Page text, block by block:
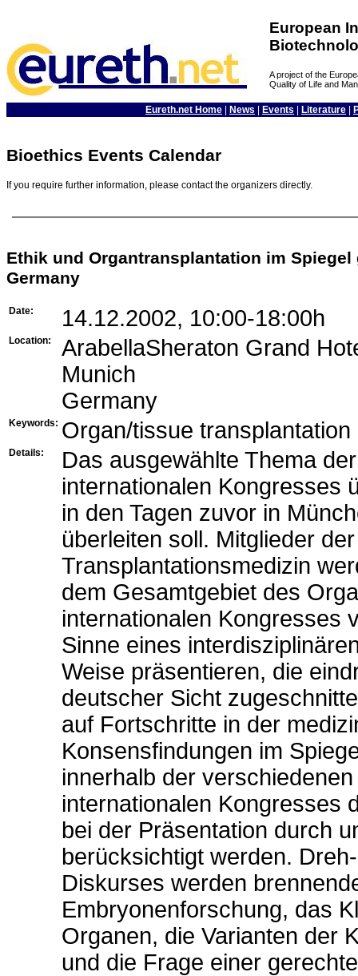
European
A project of the
Quality of Life and
Eureth.net Home News Events Literature
Bioethics Events Calendar
If you require further information, please contact the organizers directly.
Ethik und Organtransplantation im
Germany
Date: 14.12.2002, 10:00-18:00h
Location:
ArabellaSheraton Grand
Munich
Germany
Keywords: Organ/tissue transplantation
Details:
Das ausgewählte Thema
internationalen Kongresses
in den Tagen zuvor in
überleiten soll. Mitglieder
Transplantationsmedizin
dem Gesamtgebiet des
internationalen Kongresses
Sinne eines
Weise präsentieren, die
deutscher Sicht
auf Fortschritte in der
Konsensfindungen im
innerhalb der
internationalen Kongresses
bei der Präsentation durch
berücksichtigt werden.
Diskurses werden
Embryonenforschung, das
Organen, die Varianten der
und die Frage einer